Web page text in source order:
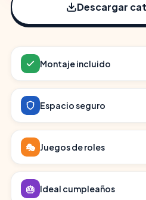
Descargar
Montaje incluido
Espacio seguro
🎭 Juegos de roles
🎂 Ideal cumpleaños